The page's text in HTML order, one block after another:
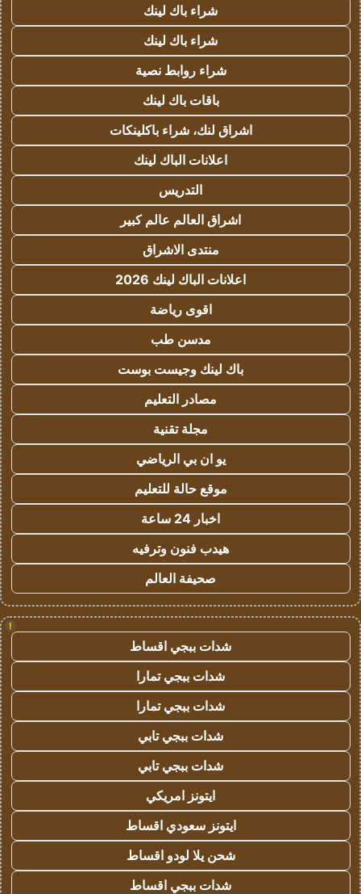
شراء باك لينك
شراء باك لينك
شراء روابط نصية
باقات باك لينك
اشراق لنك، شراء باكلينكات
اعلانات الباك لينك
التدريس
اشراق العالم عالم كبير
منتدى الاشراق
اعلانات الباك لينك 2026
اقوى رياضة
مدسن طب
باك لينك وجيست بوست
مصادر التعليم
مجلة تقنية
يو ان بي الرياضي
موقع حالة للتعليم
اخبار 24 ساعة
هيدب فنون وترفيه
صحيفة العالم
!
شدات ببجي اقساط
شدات ببجي تمارا
شدات ببجي تمارا
شدات ببجي تابي
شدات ببجي تابي
ايتونز امريكي
ايتونز سعودي اقساط
شحن يلا لودو اقساط
شدات ببجي اقساط